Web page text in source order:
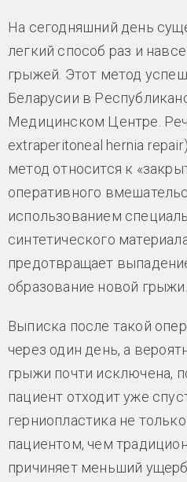
На сегодняшний день
легкий способ раз и
грыжей. Этот метод
Беларусии в
Медицинском Центре.
extraperitoneal hernia
метод относится к
оперативного
использованием
синтетического
предотвращает
образование новой грыжи.
Выписка после такой
через один день, а
грыжи почти исключена,
пациент отходит уже
герниопластика не
пациентом, чем
причиняет меньший